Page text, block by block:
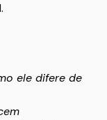
ele difere de